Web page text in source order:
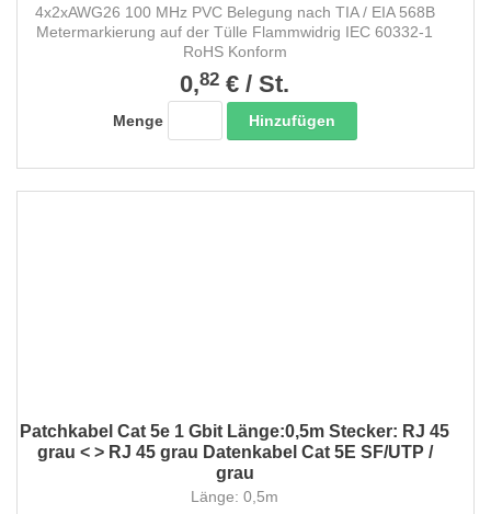
4x2xAWG26 100 MHz PVC Belegung nach TIA / EIA 568B
Metermarkierung auf der Tülle Flammwidrig IEC 60332-1
RoHS Konform
0,82 € / St.
Menge Hinzufügen
Patchkabel Cat 5e 1 Gbit Länge:0,5m Stecker: RJ 45
grau < > RJ 45 grau Datenkabel Cat 5E SF/UTP /
grau
Länge: 0,5m